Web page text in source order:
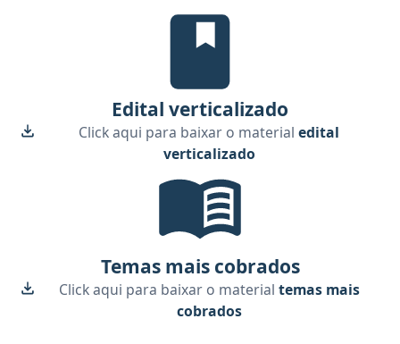
Edital Verticalizado, material
Edital verticalizado
Click aqui para baixar o materialedital
verticalizado
Temas mais cobrados
Click aqui para baixar o material temas mais
cobrados